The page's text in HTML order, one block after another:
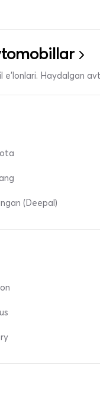
Haydalgan
(Deepal)